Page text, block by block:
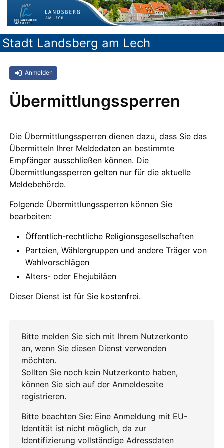
Stadt Landsberg am Lech